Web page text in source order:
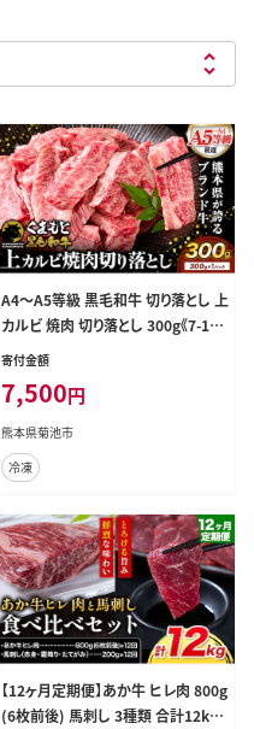
A4～A5等級 黒毛和牛 切り落とし 上
カルビ 焼肉 切り落とし 300g《7-14
日以内に出荷予定(土日祝除く)》くま
ビ 焼肉用 黒毛和牛 焼肉 肉 お肉 和
牛 A5 A4 小分け---300-5257---
寄付金額
7,500円
熊本県菊池市
冷凍
【12ヶ月定期便】あか牛 ヒレ肉 800g
(6枚前後) 馬刺し 3種類 合計12kg